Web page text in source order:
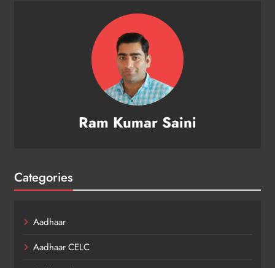
Ram Kumar Saini
Categories
Aadhaar
Aadhaar CELC